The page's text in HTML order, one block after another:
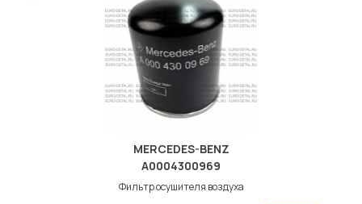
MERCEDES-BENZ
A0004300969
Фильтр осушителя воздуха